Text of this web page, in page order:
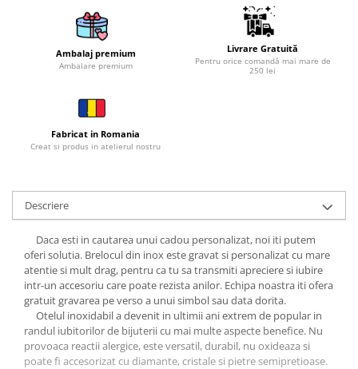
Tocatoare Personalizate
Suporturi de Pahare
Manusi Personalizate
Accesorii pentru Bauturi
Personalizate
Termosuri Personalizate
Shaker, Plosca
Cutii si Accesorii pentru Vin
Personalizate
Vinuri Personalizate
Accesorii de Birou
Pixuri Personalizate
Mousepad-uri
Globuri de Birou
Agende A5
Ambalaj premium
Ambalare premium
Livrare Gratuită
Pentru orice comandă mai mare de
250 lei
Fabricat in Romania
Creat si produs in atelierul nostru
Descriere
Daca esti in cautarea unui cadou personalizat, noi iti putem
oferi solutia. Brelocul din inox este gravat si personalizat cu mare
atentie si mult drag, pentru ca tu sa transmiti apreciere si iubire
intr-un accesoriu care poate rezista anilor. Echipa noastra iti ofera
gratuit gravarea pe verso a unui simbol sau data dorita.
Otelul inoxidabil a devenit in ultimii ani extrem de popular in
randul iubitorilor de bijuterii cu mai multe aspecte benefice. Nu
provoaca reactii alergice, este versatil, durabil, nu oxideaza si
poate fi accesorizat cu diamante, cristale si pietre semipretioase.